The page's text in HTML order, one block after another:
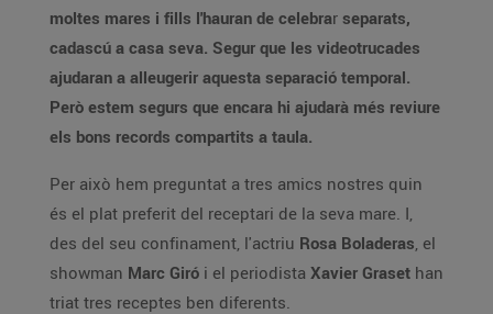
moltes mares i fills l'hauran de celebrar separats,
cadascú a casa seva. Segur que les videotrucades
ajudaran a alleugerir aquesta separació temporal.
Però estem segurs que encara hi ajudarà més reviure
els bons records compartits a taula.
Per això hem preguntat a tres amics nostres quin
és el plat preferit del receptari de la seva mare. I,
des del seu confinament, l'actriu Rosa Boladeras, el
showman
Marc Giró i el periodista Xavier Graset han
triat tres receptes ben diferents.